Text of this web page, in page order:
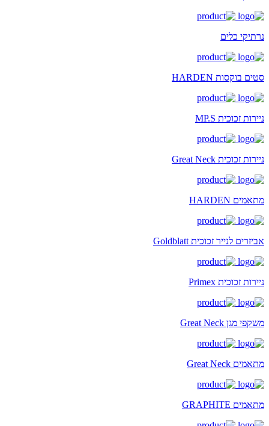
נרתיקי כלים
סטים בוקסות HARDEN
ניירות זכוכית MP.S
ניירות זכוכית Great Neck
מתאמים HARDEN
אביזרים לנייר זכוכית Goldblatt
ניירות זכוכית Primex
משקפי מגן Great Neck
מתאמים Great Neck
מתאמים GRAPHITE